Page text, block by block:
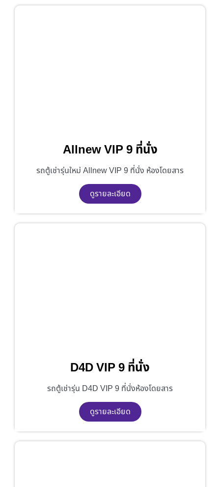
Allnew VIP 9 ที่นั่ง
รถตู้เช่ารุ่นใหม่ Allnew VIP 9 ที่นั่ง ห้องโดยสาร
ดูรายละเอียด
D4D VIP 9 ที่นั่ง
รถตู้เช่ารุ่น D4D VIP 9 ที่นั่งห้องโดยสาร
ดูรายละเอียด